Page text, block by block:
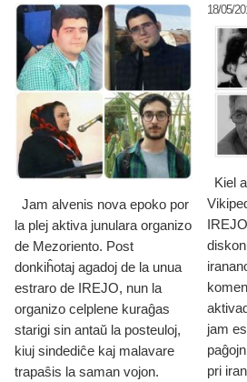
Jam alvenis nova epoko por
la plej aktiva junulara organizo
de Mezoriento. Post
donkiĥotaj agadoj de la unua
estraro de IREJO, nun la
organizo celplene kuraĝas
starigi sin antaŭ la posteuloj,
kiuj sindediĉe kaj malavare
trapaŝis la saman vojon.
18/05/
Kiel
jam
pri